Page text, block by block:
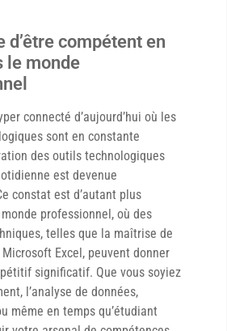
d’être compétent en
le monde
connecté d’aujourd’hui où les
sont en constante
des outils technologiques
est devenue
constat est d’autant plus
professionnel, où des
telles que la maîtrise de
Excel, peuvent donner
significatif. Que vous soyiez
l’analyse de données,
même en temps qu’étudiant